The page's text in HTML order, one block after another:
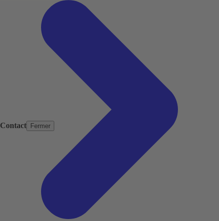
Contact Fermer